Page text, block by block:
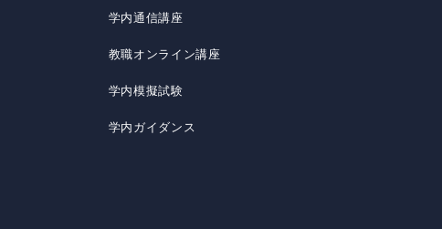
学内通信講座
教職オンライン講座
学内模擬試験
学内ガイダンス